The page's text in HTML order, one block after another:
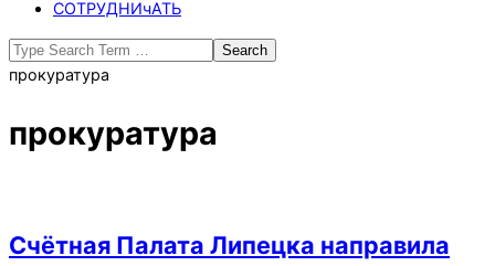
СОТРУДНИчАТЬ
Search
прокуратура
прокуратура
Счётная Палата Липецка направила